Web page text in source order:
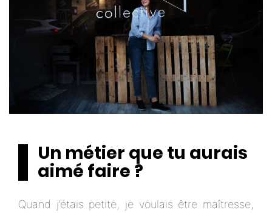
Un métier que tu aurais
aimé faire ?
Quand j’étais petite, je voulais être maîtresse,